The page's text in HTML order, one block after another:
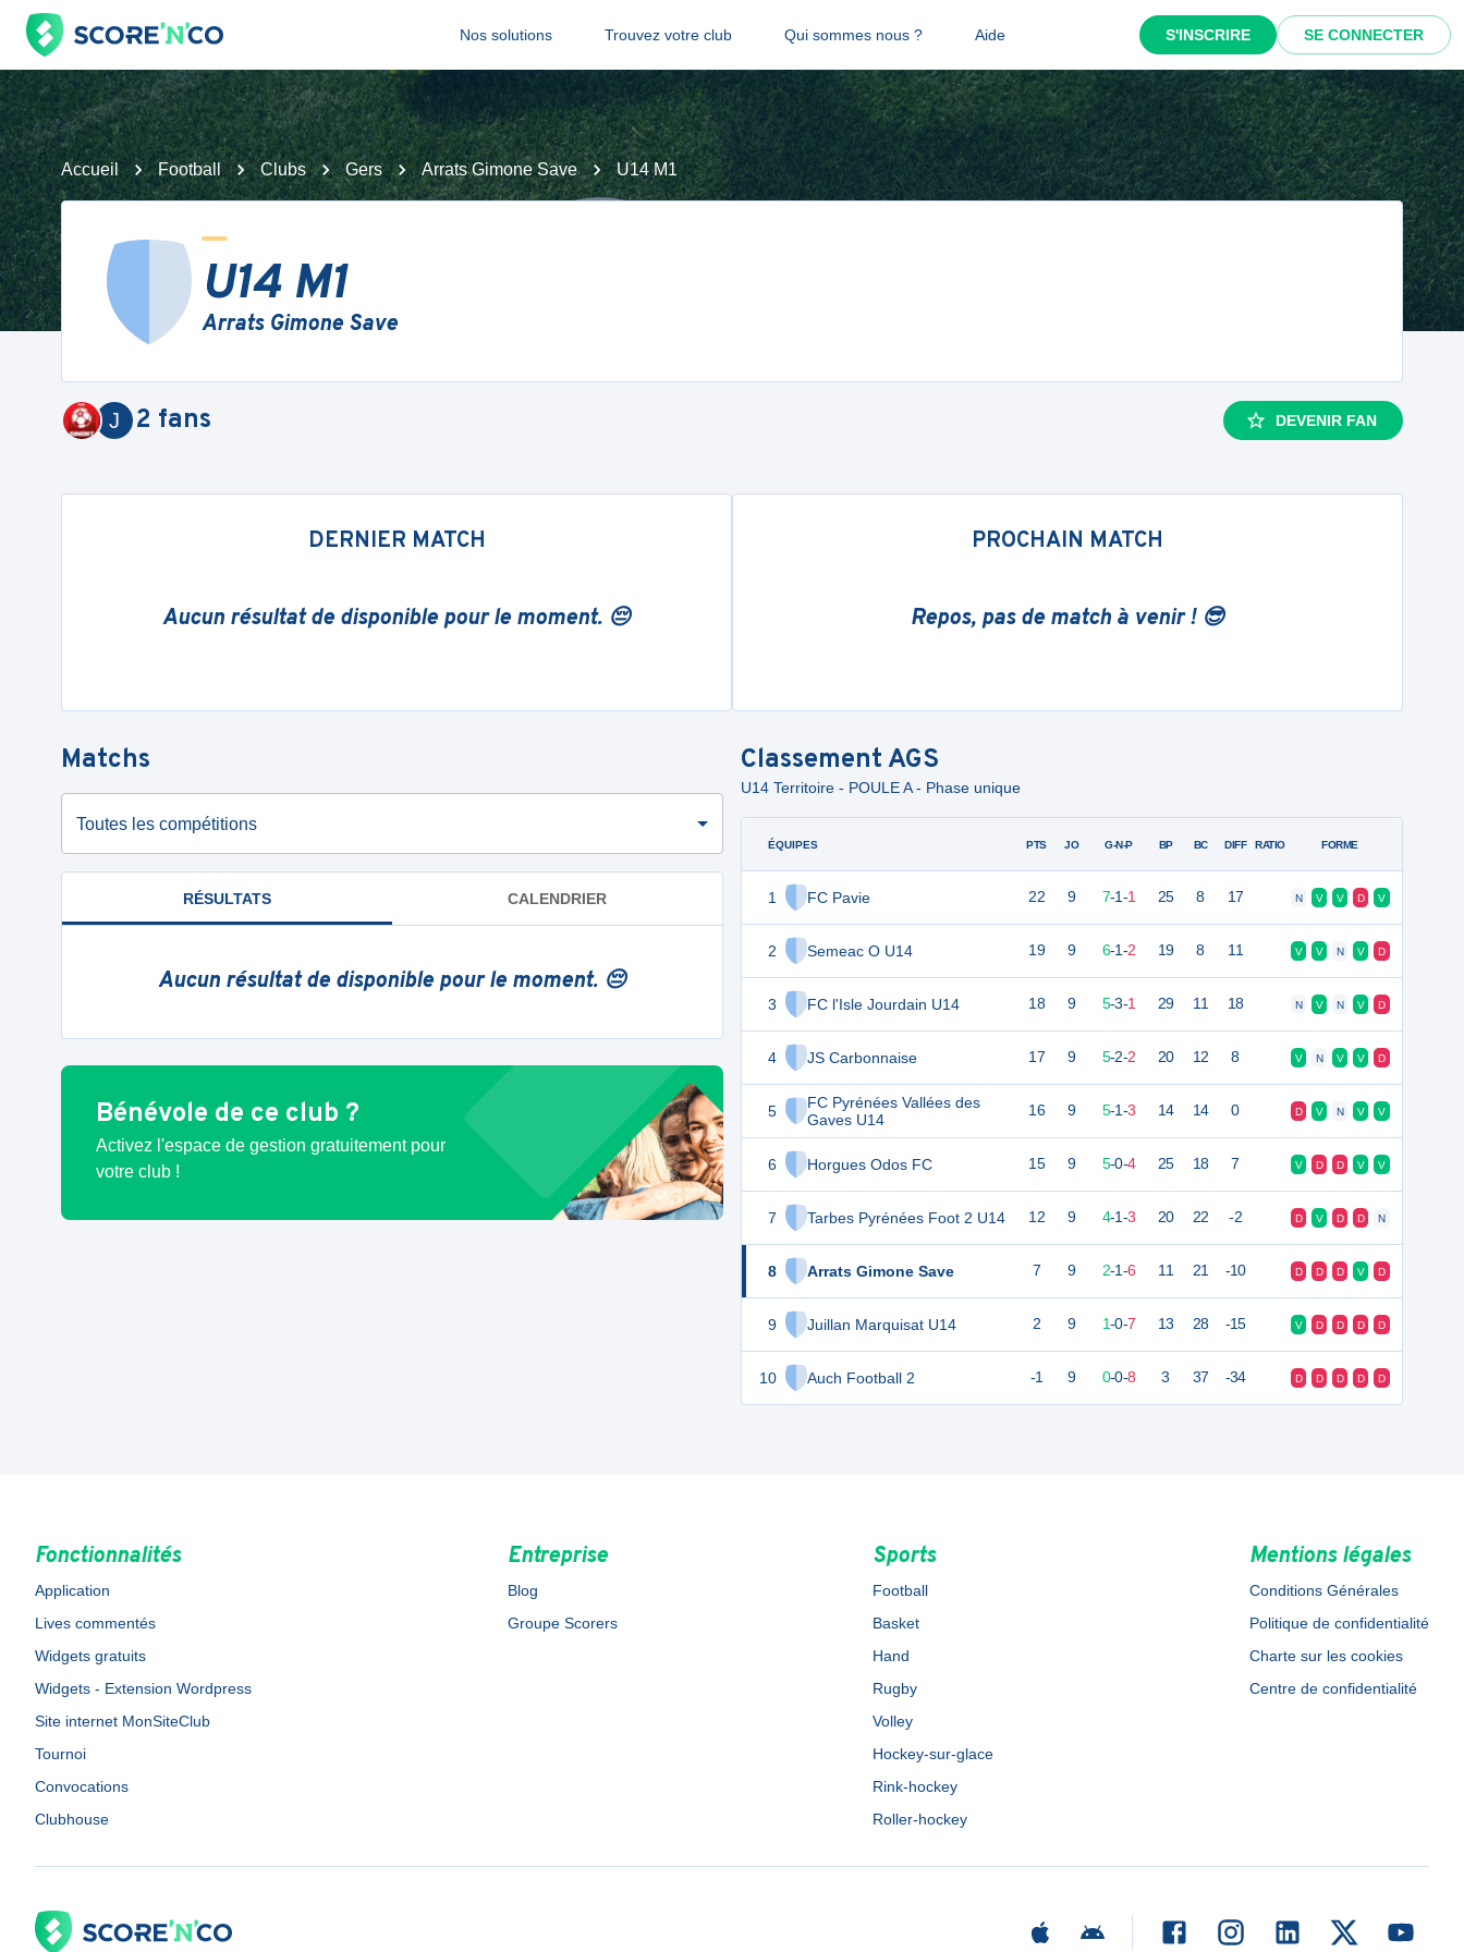
Nos solutions Trouvez votre club Qui sommes nous ? Aide S'INSCRIRE SE CONNECTER
Accueil Football Clubs Gers Arrats Gimone Save U14 M1
U14 M1
Arrats Gimone Save
J 2 fans DEVENIR FAN
DERNIER MATCH
Aucun résultat de disponible pour le moment. 😔
PROCHAIN MATCH
Repos, pas de match à venir ! 😎
Matchs
Toutes les compétitions
RÉSULTATS CALENDRIER
Aucun résultat de disponible pour le moment. 😔
Bénévole de ce club ?
Activez l'espace de gestion gratuitement pour
votre club !
Classement AGS
U14 Territoire - POULE A - Phase unique
ÉQUIPES
1 FC Pavie
2 Semeac O U14
3 FC l'Isle Jourdain U14
4 JS Carbonnaise
5
FC Pyrénées Vallées des
Gaves U14
6 Horgues Odos FC
7 Tarbes Pyrénées Foot 2 U14
8 Arrats Gimone Save
9 Juillan Marquisat U14
10 Auch Football 2
PTS JO G-N-P BP BC DIFF RATIO FORME
22 9 7-1-1 25 8 17 N V V D V
19 9 6-1-2 19 8 11 V V N V D
18 9 5-3-1 29 11 18 N V N V D
17 9 5-2-2 20 12 8 V N V V D
16 9 5-1-3 14 14 0 D V N V V
15 9 5-0-4 25 18 7 V D D V V
12 9 4-1-3 20 22 -2 D V D D N
7 9 2-1-6 11 21 -10 D D D V D
2 9 1-0-7 13 28 -15 V D D D D
-1 9 0-0-8 3 37 -34 D D D D D
Fonctionnalités
Application
Lives commentés
Widgets gratuits
Widgets - Extension Wordpress
Site internet MonSiteClub
Tournoi
Convocations
Clubhouse
Entreprise
Blog
Groupe Scorers
Sports
Football
Basket
Hand
Rugby
Volley
Hockey-sur-glace
Rink-hockey
Roller-hockey
Mentions légales
Conditions Générales
Politique de confidentialité
Charte sur les cookies
Centre de confidentialité